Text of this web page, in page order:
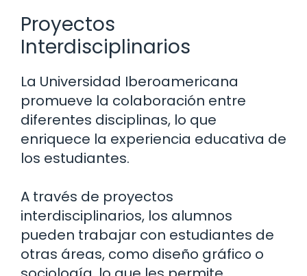
Proyectos
Interdisciplinarios
La Universidad Iberoamericana
promueve la colaboración entre
diferentes disciplinas, lo que
enriquece la experiencia educativa de
los estudiantes.
A través de proyectos
interdisciplinarios, los alumnos
pueden trabajar con estudiantes de
otras áreas, como diseño gráfico o